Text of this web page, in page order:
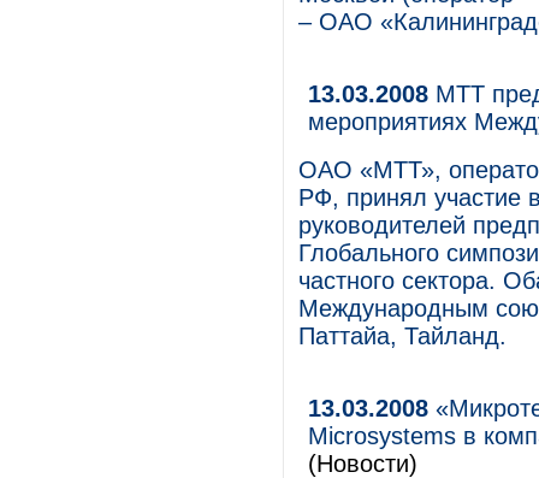
– ОАО
13.03.2008 МТТ
мероприятиях
ОАО «МТТ»,
РФ, принял участие
руководителей
Глобального
частного сектора.
Международным
Паттайа, Тайланд.
13.03.2008
Microsystems в
(Новости)